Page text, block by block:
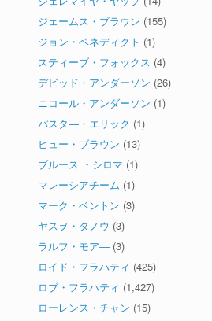
ジェームス・ブラウン (155)
ジョン・ベネディクト (1)
スティーブ・フォックス (4)
デビッド・アンダーソン (26)
ニコール・アンダーソン (1)
パスタ―・エリック (1)
ヒュー・ブラウン (13)
ブルース ・シロマ (1)
マレーシアチーム (1)
マーク・ベントン (3)
ヤスヲ・タノウ (3)
ラルフ・モア― (3)
ロイド・フラハティ (425)
ロブ・フラハティ (1,427)
ローレンス・チャン (15)